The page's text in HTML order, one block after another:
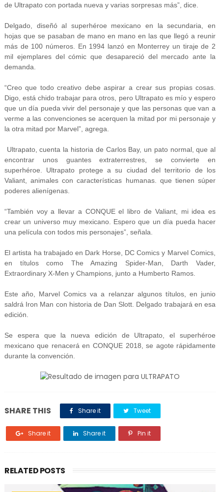
de Ultrapato con portada nueva y varias sorpresas más”, dice.
Delgado, diseñó al superhéroe mexicano en la secundaria, en
hojas que se pasaban de mano en mano en las que llegó a reunir
más de 100 números. En 1994 lanzó en Monterrey un tiraje de 2
mil ejemplares del cómic que desapareció del mercado ante la
demanda.
“Creo que todo creativo debe aspirar a crear sus propias cosas.
Digo, está chido trabajar para otros, pero Ultrapato es mío y espero
que un día pueda vivir del personaje y que las personas que van a
verme a las convenciones se acerquen la mitad por mi personaje y
la otra mitad por Marvel”, agrega.
Ultrapato, cuenta la historia de Carlos Bay, un pato normal, que al
encontrar unos guantes extraterrestres, se convierte en
superhéroe. Ultrapato protege a su ciudad del territorio de los
Valiant, animales con características humanas. que tienen súper
poderes alienígenas.
“También voy a llevar a CONQUE el libro de Valiant, mi idea es
crear un universo muy mexicano. Espero que un día pueda hacer
una película con todos mis personajes”, señala.
El artista ha trabajado en Dark Horse, DC Comics y Marvel Comics,
en títulos como The Amazing Spider-Man, Darth Vader,
Extraordinary X-Men y Champions, junto a Humberto Ramos.
Este año, Marvel Comics va a relanzar algunos títulos, en junio
saldrá Iron Man con historia de Dan Slott. Delgado trabajará en esa
edición.
Se espera que la nueva edición de Ultrapato, el superhéroe
mexicano que renacerá en CONQUE 2018, se agote rápidamente
durante la convención.
SHARE THIS Share it Tweet
Share it Share it Pin it
RELATED POSTS